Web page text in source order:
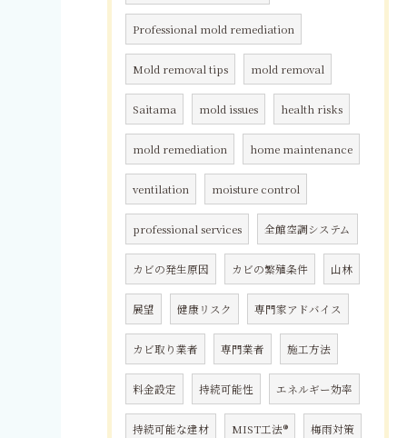
Professional mold remediation
Mold removal tips mold removal
Saitama mold issues health risks
mold remediation home maintenance
ventilation moisture control
professional services 全館空調システム
カビの発生原因 カビの繁殖条件 山林
展望 健康リスク 専門家アドバイス
カビ取り業者 専門業者 施工方法
料金設定 持続可能性 エネルギー効率
持続可能な建材 MIST工法® 梅雨対策